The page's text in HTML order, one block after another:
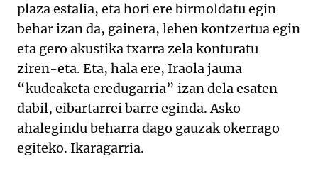
plaza estalia, eta hori ere birmoldatu egin
behar izan da, gainera, lehen kontzertua egin
eta gero akustika txarra zela konturatu
ziren-eta. Eta, hala ere, Iraola jauna
“kudeaketa eredugarria” izan dela esaten
dabil, eibartarrei barre eginda. Asko
ahalegindu beharra dago gauzak okerrago
egiteko. Ikaragarria.